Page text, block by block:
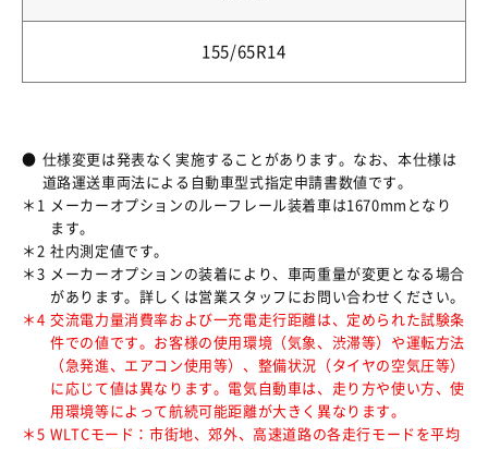
155/65R14
● 仕様変更は発表なく実施することがあります。なお、本仕様は
道路運送車両法による自動車型式指定申請書数値です。
＊1
メーカーオプションのルーフレール装着車は1670mmとなり
ます。
＊2 社内測定値です。
＊3
メーカーオプションの装着により、車両重量が変更となる場合
があります。詳しくは営業スタッフにお問い合わせください。
＊4 交流電力量消費率および一充電走行距離は、定められた試験条
件での値です。お客様の使用環境（気象、渋滞等）や運転方法
（急発進、エアコン使用等）、整備状況（タイヤの空気圧等）
に応じて値は異なります。電気自動車は、走り方や使い方、使
用環境等によって航続可能距離が大きく異なります。
＊5 WLTCモード：市街地、郊外、高速道路の各走行モードを平均